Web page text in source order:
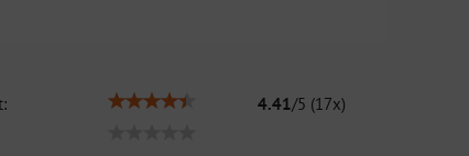
4.41/5 (17x)